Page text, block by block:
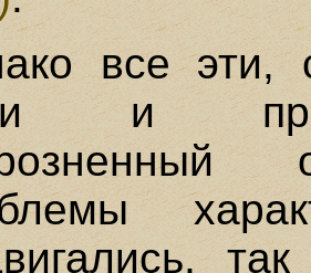
все эти,
и